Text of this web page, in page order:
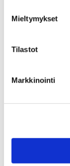
Mieltymykset
Tilastot
Markkinointi
tekstiiliin
myydään
arkkeja
ja